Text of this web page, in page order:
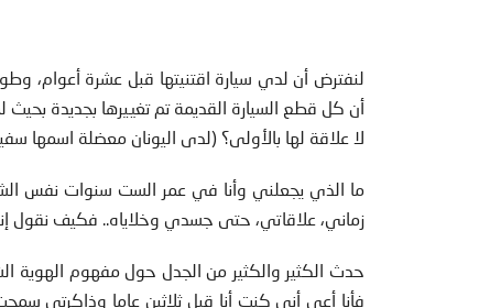
لنفترض أن لدي سيارة اقتنيتها قبل عشرة أعوام،
أن كل قطع السيارة القديمة تم تغييرها بجديدة
لا علاقة لها بالأولى؟ (لدى اليونان معضلة اسمها
ما الذي يجعلني وأنا في عمر الست سنوات نفس
زماني، علاقاتي، حتى جسدي وخلاياه.. فكيف
حدث الكثير والكثير من الجدل حول مفهوم الهوية
فأنا أعي أني كنت أنا قبل ثلاثين عاما وذاكرتي